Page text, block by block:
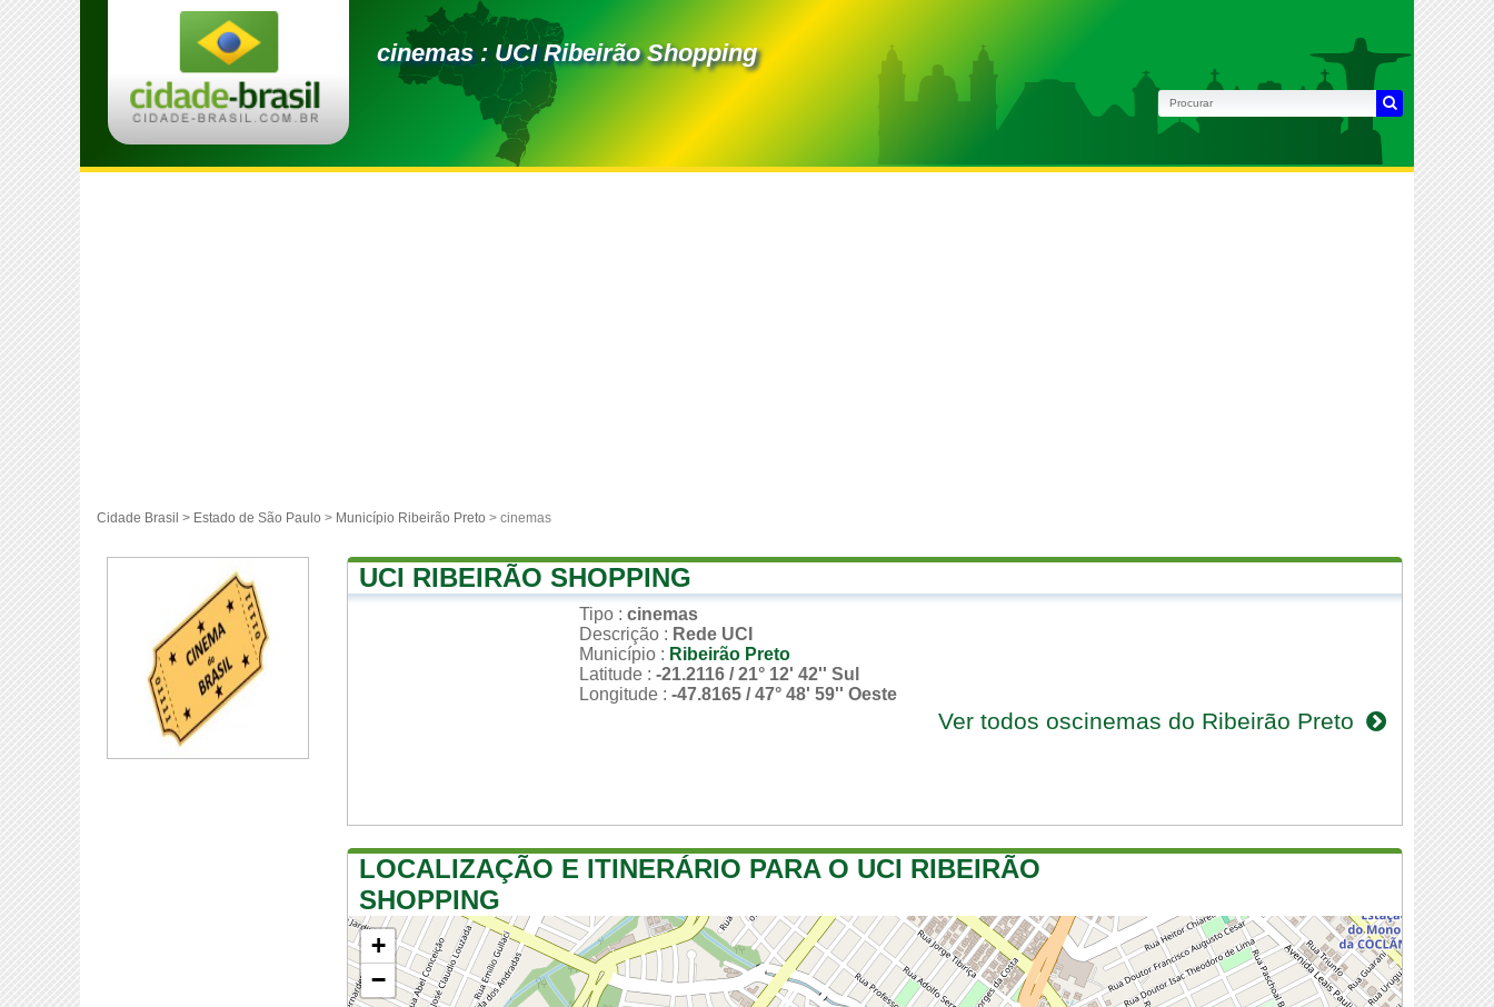
cinemas : UCI Ribeirão Shopping
Cidade Brasil > Estado de São Paulo > Município Ribeirão Preto > cinemas
UCI RIBEIRÃO SHOPPING
Tipo : cinemas
Descrição : Rede UCI
Município : Ribeirão Preto
Latitude : -21.2116 / 21° 12' 42'' Sul
Longitude : -47.8165 / 47° 48' 59'' Oeste
Ver todos oscinemas do Ribeirão Preto
LOCALIZAÇÃO E ITINERÁRIO PARA O UCI RIBEIRÃO
SHOPPING
+
−